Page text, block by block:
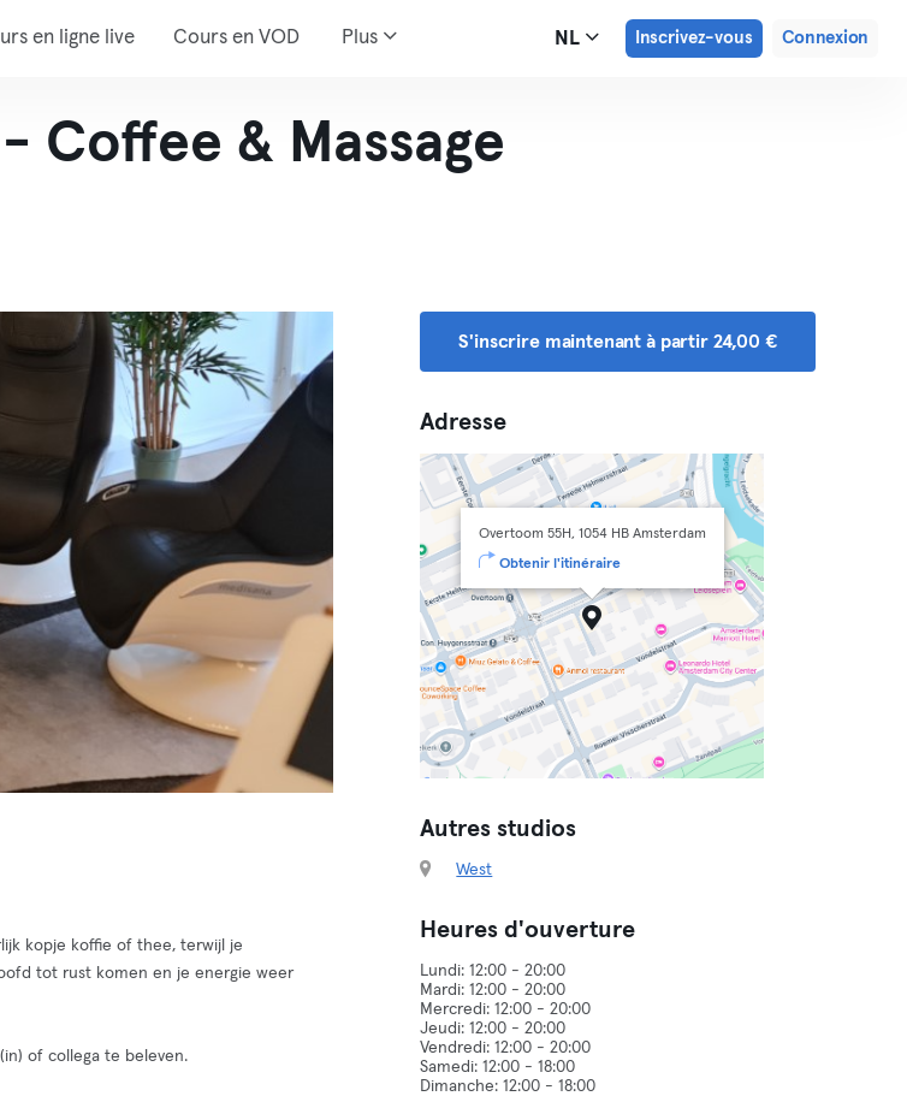
en ligne live Cours en VOD Plus NL Inscrivez-vous Connexion
Coffee & Massage
kopje koffie of thee, terwijl je
tot rust komen en je energie weer
of collega te beleven.
S'inscrire maintenant à partir 24,00 €
Adresse
Overtoom 55H, 1054 HB Amsterdam
Obtenir l'itinéraire
Autres studios
West
Heures d'ouverture
Lundi: 12:00 - 20:00
Mardi: 12:00 - 20:00
Mercredi: 12:00 - 20:00
Jeudi: 12:00 - 20:00
Vendredi: 12:00 - 20:00
Samedi: 12:00 - 18:00